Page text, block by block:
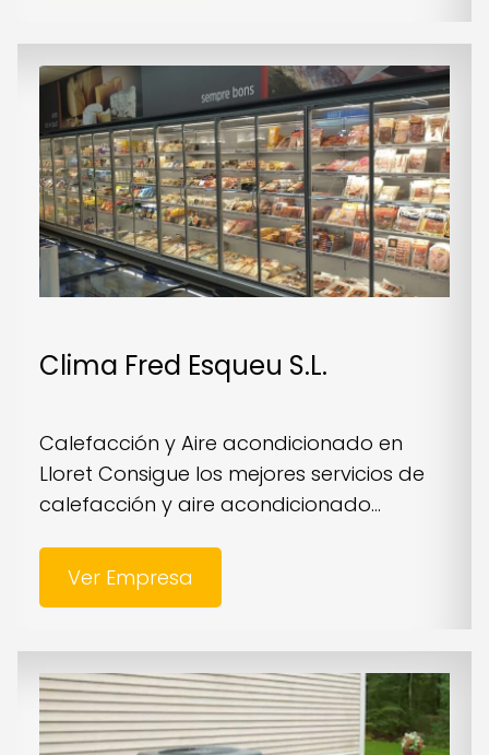
Clima Fred Esqueu S.L.
Calefacción y Aire acondicionado en
Lloret Consigue los mejores servicios de
calefacción y aire acondicionado...
Ver Empresa